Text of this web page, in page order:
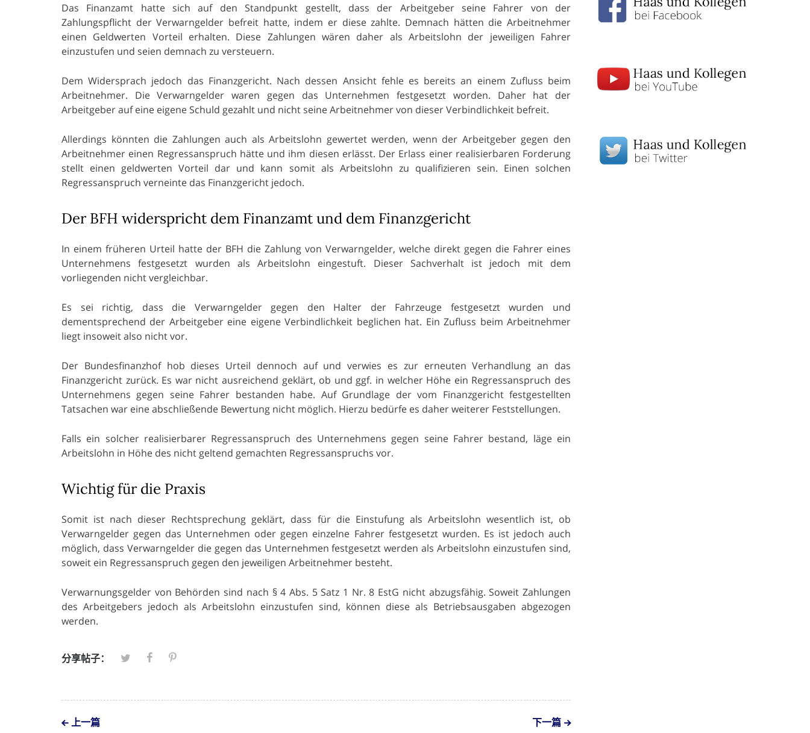
Das Finanzamt hatte sich auf den Standpunkt gestellt, dass der Arbeitgeber seine Fahrer von der
Zahlungspflicht der Verwarngelder befreit hatte, indem er diese zahlte. Demnach hätten die Arbeitnehmer
einen Geldwerten Vorteil erhalten. Diese Zahlungen wären daher als Arbeitslohn der jeweiligen Fahrer
einzustufen und seien demnach zu versteuern.
Dem Widersprach jedoch das Finanzgericht. Nach dessen Ansicht fehle es bereits an einem Zufluss beim
Arbeitnehmer. Die Verwarngelder waren gegen das Unternehmen festgesetzt worden. Daher hat der
Arbeitgeber auf eine eigene Schuld gezahlt und nicht seine Arbeitnehmer von dieser Verbindlichkeit befreit.
Allerdings könnten die Zahlungen auch als Arbeitslohn gewertet werden, wenn der Arbeitgeber gegen den
Arbeitnehmer einen Regressanspruch hätte und ihm diesen erlässt. Der Erlass einer realisierbaren Forderung
stellt einen geldwerten Vorteil dar und kann somit als Arbeitslohn zu qualifizieren sein. Einen solchen
Regressanspruch verneinte das Finanzgericht jedoch.
Der BFH widerspricht dem Finanzamt und dem Finanzgericht
In einem früheren Urteil hatte der BFH die Zahlung von Verwarngelder, welche direkt gegen die Fahrer eines
Unternehmens festgesetzt wurden als Arbeitslohn eingestuft. Dieser Sachverhalt ist jedoch mit dem
vorliegenden nicht vergleichbar.
Es sei richtig, dass die Verwarngelder gegen den Halter der Fahrzeuge festgesetzt wurden und
dementsprechend der Arbeitgeber eine eigene Verbindlichkeit beglichen hat. Ein Zufluss beim Arbeitnehmer
liegt insoweit also nicht vor.
Der Bundesfinanzhof hob dieses Urteil dennoch auf und verwies es zur erneuten Verhandlung an das
Finanzgericht zurück. Es war nicht ausreichend geklärt, ob und ggf. in welcher Höhe ein Regressanspruch des
Unternehmens gegen seine Fahrer bestanden habe. Auf Grundlage der vom Finanzgericht festgestellten
Tatsachen war eine abschließende Bewertung nicht möglich. Hierzu bedürfe es daher weiterer Feststellungen.
Falls ein solcher realisierbarer Regressanspruch des Unternehmens gegen seine Fahrer bestand, läge ein
Arbeitslohn in Höhe des nicht geltend gemachten Regressanspruchs vor.
Wichtig für die Praxis
Somit ist nach dieser Rechtsprechung geklärt, dass für die Einstufung als Arbeitslohn wesentlich ist, ob
Verwarngelder gegen das Unternehmen oder gegen einzelne Fahrer festgesetzt wurden. Es ist jedoch auch
möglich, dass Verwarngelder die gegen das Unternehmen festgesetzt werden als Arbeitslohn einzustufen sind,
soweit ein Regressanspruch gegen den jeweiligen Arbeitnehmer besteht.
Verwarnungsgelder von Behörden sind nach § 4 Abs. 5 Satz 1 Nr. 8 EstG nicht abzugsfähig. Soweit Zahlungen
des Arbeitgebers jedoch als Arbeitslohn einzustufen sind, können diese als Betriebsausgaben abgezogen
werden.
分享帖子：
上一篇 下一篇